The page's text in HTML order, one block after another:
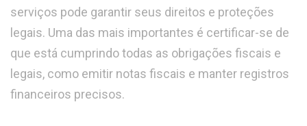
serviços pode garantir seus direitos e proteções
legais. Uma das mais importantes é certificar-se de
que está cumprindo todas as obrigações fiscais e
legais, como emitir notas fiscais e manter registros
financeiros precisos.